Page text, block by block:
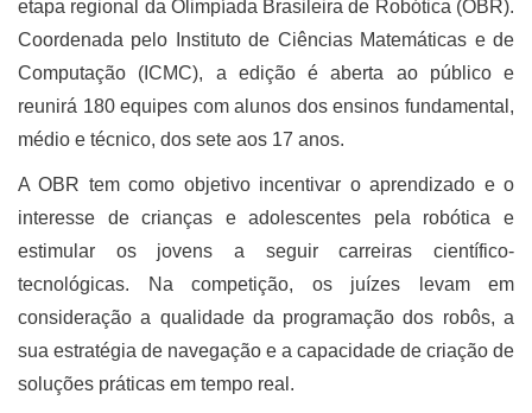
etapa regional da Olimpíada Brasileira de Robótica (OBR).
Coordenada pelo Instituto de Ciências Matemáticas e de
Computação (ICMC), a edição é aberta ao público e
reunirá 180 equipes com alunos dos ensinos fundamental,
médio e técnico, dos sete aos 17 anos.
A OBR tem como objetivo incentivar o aprendizado e o
interesse de crianças e adolescentes pela robótica e
estimular os jovens a seguir carreiras científico-
tecnológicas. Na competição, os juízes levam em
consideração a qualidade da programação dos robôs, a
sua estratégia de navegação e a capacidade de criação de
soluções práticas em tempo real.